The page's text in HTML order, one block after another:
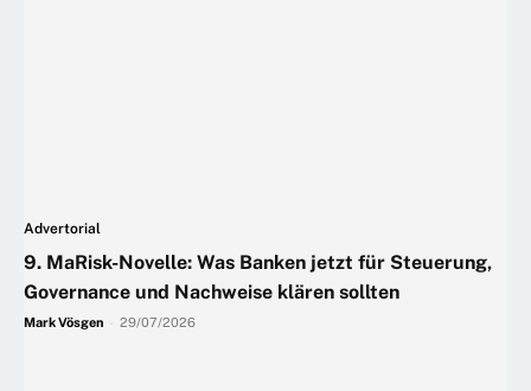
Advertorial
9. MaRisk-Novelle: Was Banken jetzt für Steuerung,
Governance und Nachweise klären sollten
Mark Vösgen 29/07/2026